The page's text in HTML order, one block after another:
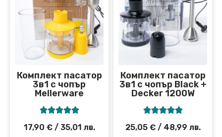
Комплект пасатор
3в1 с чопър
Mellerware

17,90 €/ 35,01 лв.
Комплект пасатор
3в1 с чопър Black +
Decker 1200W

25,05 €/ 48,99 лв.